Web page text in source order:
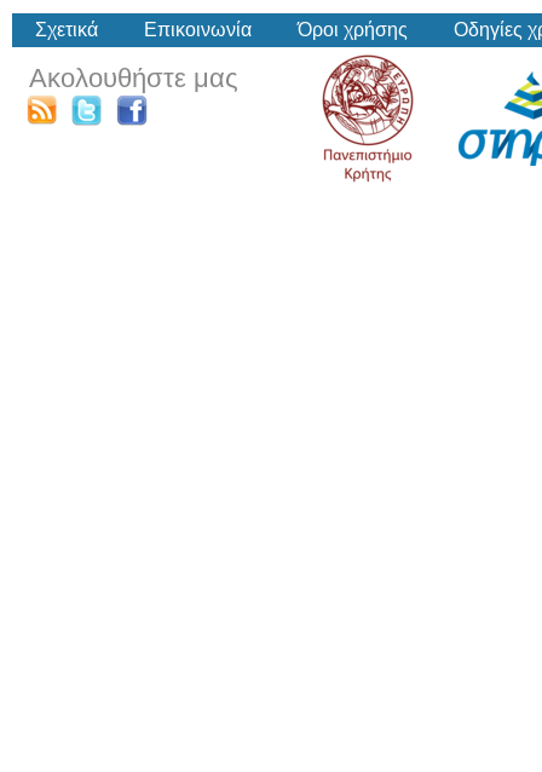
Σχετικά Επικοινωνία Όροι χρήσης Οδηγίες
Ακολουθήστε μας